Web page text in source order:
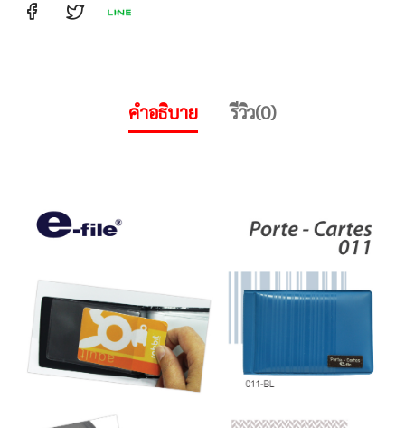
คำอธิบาย รีวิว(0)